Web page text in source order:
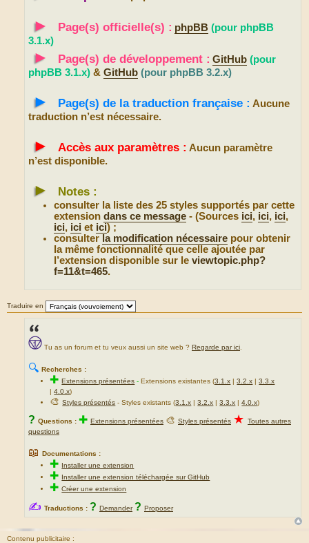
► Page(s) officielle(s) : phpBB (pour phpBB
3.1.x)
► Page(s) de développement : GitHub (pour
phpBB 3.1.x) & GitHub (pour phpBB 3.2.x)
► Page(s) de la traduction française : Aucune
traduction n’est nécessaire.
► Accès aux paramètres : Aucun paramètre
n’est disponible.
► Notes :
consulter la liste des 25 styles supportés par cette
extensiondans ce message - (Sources ici, ici, ici,
ici, ici et ici) ;
consulter la modification nécessaire pour obtenir
la même fonctionnalité que celle ajoutée par
l’extension disponible sur leviewtopic.php?
f=11&t=465.
Traduire en
Tu as un forum et tu veux aussi un site web ? Regarde par ici
🔍 Recherches :
✚Extensions présentées -Extensions existantes (3.1.x |3.2.x |3.3.x
|4.0.x)
🎨Styles présentés - Styles existants (3.1.x |3.2.x |3.3.x |4.0.x)
? Questions : ✚ Extensions présentées 🎨 Styles présentés ★ Toutes autres
questions
📖 Documentations :
✚ Installer une extension
✚ Installer une extension téléchargée sur GitHub
✚Créer une extension
✍ Traductions : ? Demander ? Proposer
Contenu publicitaire :